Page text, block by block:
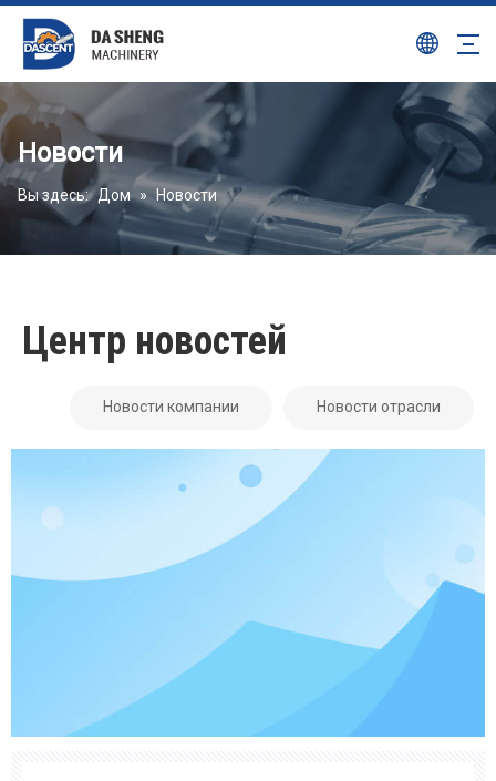
Новости
Вы здесь: Дом » Новости
Центр новостей
Новости компании Новости отрасли